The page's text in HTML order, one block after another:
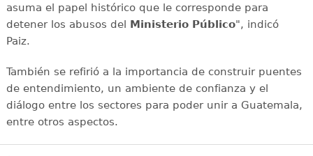
asuma el papel histórico que le corresponde para
detener los abusos del Ministerio Público", indicó
Paiz.
También se refirió a la importancia de construir puentes
de entendimiento, un ambiente de confianza y el
diálogo entre los sectores para poder unir a Guatemala,
entre otros aspectos.